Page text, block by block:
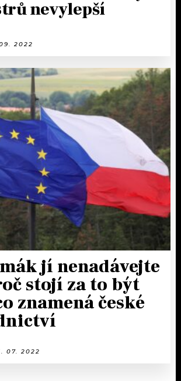
nevylepší
2022
jí nenadávejte
stojí za to být
znamená české
07. 2022